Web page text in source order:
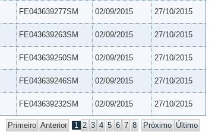
FE043639277SM 02/09/2015 27/10/2015
FE043639263SM 02/09/2015 27/10/2015
FE043639250SM 02/09/2015 27/10/2015
FE043639246SM 02/09/2015 27/10/2015
FE043639232SM 02/09/2015 27/10/2015
Primeiro Anterior 1 2 3 4 5 6 7 8 Próximo Último